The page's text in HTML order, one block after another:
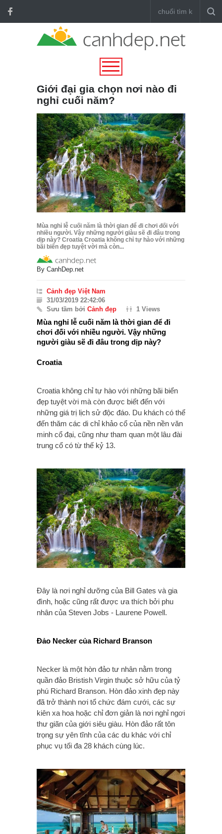
Giới đại gia chọn nơi nào đi
nghỉ cuối năm?
Mùa nghỉ lễ cuối năm là thời gian để đi chơi đối với
nhiều người. Vậy những người giàu sẽ đi đâu trong
dịp này? Croatia Croatia không chỉ tự hào với những
bãi biển đẹp tuyệt vời mà còn...
By CanhDep.net
Cảnh đẹp Việt Nam
31/03/2019 22:42:06
Sưu tầm bởi Cảnh đẹp 1 Views
Mùa nghỉ lễ cuối năm là thời gian để đi
chơi đối với nhiều người. Vậy những
người giàu sẽ đi đâu trong dịp này?
Croatia
Croatia không chỉ tự hào với những bãi biển
đẹp tuyệt vời mà còn được biết đến với
những giá trị lịch sử độc đáo. Du khách có thể
đến thăm các di chỉ khảo cổ của nền nền văn
minh cổ đại, cũng như tham quan một lâu đài
trung cổ có từ thế kỷ 13.
Đây là nơi nghỉ dưỡng của Bill Gates và gia
đình, hoặc cũng rất được ưa thích bởi phu
nhân của Steven Jobs - Laurene Powell.
Đảo Necker của Richard Branson
Necker là một hòn đảo tư nhân nằm trong
quần đảo Bristish Virgin thuộc sở hữu của tỷ
phú Richard Branson. Hòn đảo xinh đẹp này
đã trở thành nơi tổ chức đám cưới, các sự
kiên xa hoa hoặc chỉ đơn giản là nơi nghỉ ngơi
thư giãn của giới siêu giàu. Hòn đảo rất tôn
trọng sự yên tĩnh của các du khác với chỉ
phục vụ tối đa 28 khách cùng lúc.